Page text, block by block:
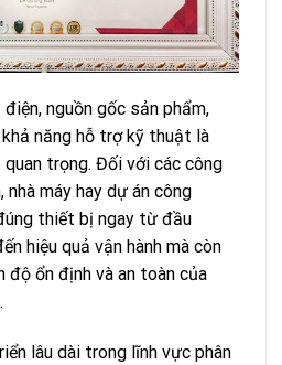
nguồn gốc sản phẩm,
năng hỗ trợ kỹ thuật là
trọng. Đối với các công
máy hay dự án công
thiết bị ngay từ đầu
hiệu quả vận hành mà còn
độ ổn định và an toàn của
lâu dài trong lĩnh vực phân